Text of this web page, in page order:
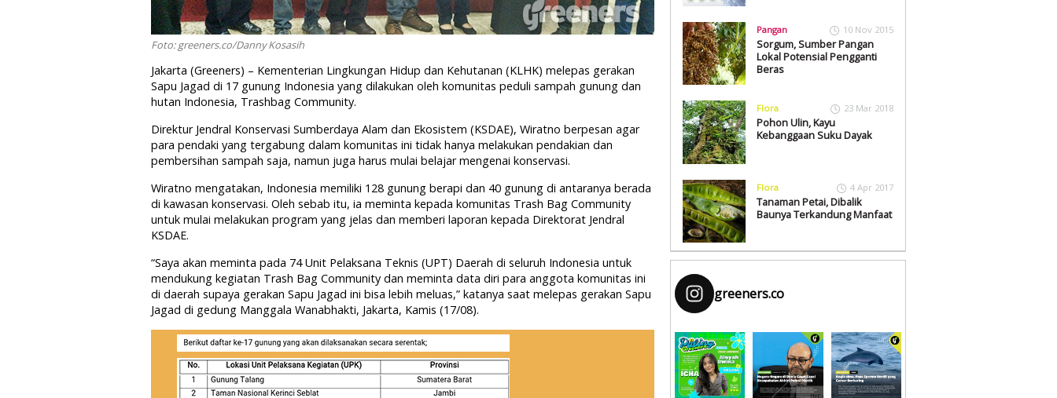
Foto: greeners.co/Danny Kosasih
Jakarta (Greeners) – Kementerian Lingkungan Hidup dan Kehutanan (KLHK) melepas gerakan
Sapu Jagad di 17 gunung Indonesia yang dilakukan oleh komunitas peduli sampah gunung dan
hutan Indonesia, Trashbag Community.
Direktur Jendral Konservasi Sumberdaya Alam dan Ekosistem (KSDAE), Wiratno berpesan agar
para pendaki yang tergabung dalam komunitas ini tidak hanya melakukan pendakian dan
pembersihan sampah saja, namun juga harus mulai belajar mengenai konservasi.
Wiratno mengatakan, Indonesia memiliki 128 gunung berapi dan 40 gunung di antaranya berada
di kawasan konservasi. Oleh sebab itu, ia meminta kepada komunitas Trash Bag Community
untuk mulai melakukan program yang jelas dan memberi laporan kepada Direktorat Jendral
KSDAE.
“Saya akan meminta pada 74 Unit Pelaksana Teknis (UPT) Daerah di seluruh Indonesia untuk
mendukung kegiatan Trash Bag Community dan meminta data diri para anggota komunitas ini
di daerah supaya gerakan Sapu Jagad ini bisa lebih meluas,” katanya saat melepas gerakan Sapu
Jagad di gedung Manggala Wanabhakti, Jakarta, Kamis (17/08).
Pangan 10 Nov 2015
Sorgum, Sumber Pangan
Lokal Potensial Pengganti
Beras
Flora 23 Mar 2018
Pohon Ulin, Kayu
Kebanggaan Suku Dayak
Flora 4 Apr 2017
Tanaman Petai, Dibalik
Baunya Terkandung Manfaat
greeners.co